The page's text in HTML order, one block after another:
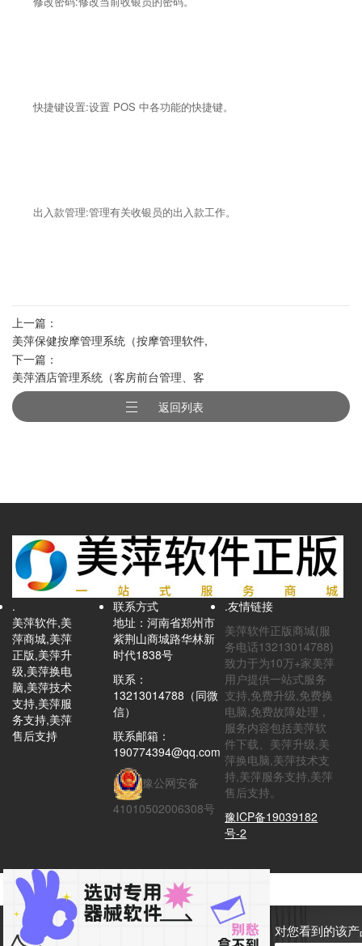
快捷键设置:设置 POS 中各功能的快捷键。
出入款管理:管理有关收银员的出入款工作。
上一篇：
美萍保健按摩管理系统（按摩管理软件,
保健按摩管理软件,休闲管理系统,SPA水
疗管理系统）
下一篇：
美萍酒店管理系统（客房前台管理、客
房预订系统、客户营销系统、库存管理
系统)
返回列表
.
美萍软件,美
萍商城,美萍
正版,美萍升
级,美萍换电
脑,美萍技术
支持,美萍服
务支持,美萍
售后支持
联系方式
地址：河南省郑州市
紫荆山商城路华林新
时代1838号
联系：
13213014788（同微
信）
联系邮箱：
190774394@qq.com
豫公网安备
41010502006308号
.友情链接
美萍软件正版商城(服
务电话13213014788)
致力于为10万+家美萍
用户提供一站式服务
支持,免费升级,免费换
电脑,免费故障处理，
服务内容包括美萍软
件下载、美萍升级,美
萍换电脑,美萍技术支
持,美萍服务支持,美萍
售后支持。
豫ICP备19039182
号-2
对您看到的该